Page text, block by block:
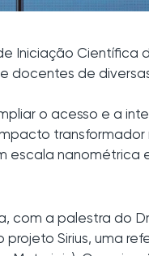
Iniciação Científica
de
o acesso e a
transformador
nanométrica
com a palestra do
Sirius, uma